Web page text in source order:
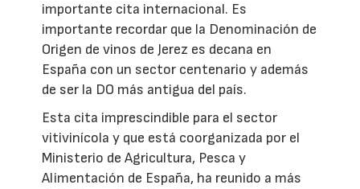
importante cita internacional. Es
importante recordar que la Denominación de
Origen de vinos de Jerez es decana en
España con un sector centenario y además
de ser la DO más antigua del país.
Esta cita imprescindible para el sector
vitivinícola y que está coorganizada por el
Ministerio de Agricultura, Pesca y
Alimentación de España, ha reunido a más